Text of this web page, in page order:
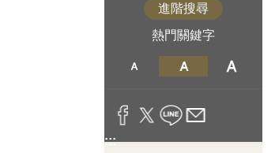
進階搜尋
熱門關鍵字
:::